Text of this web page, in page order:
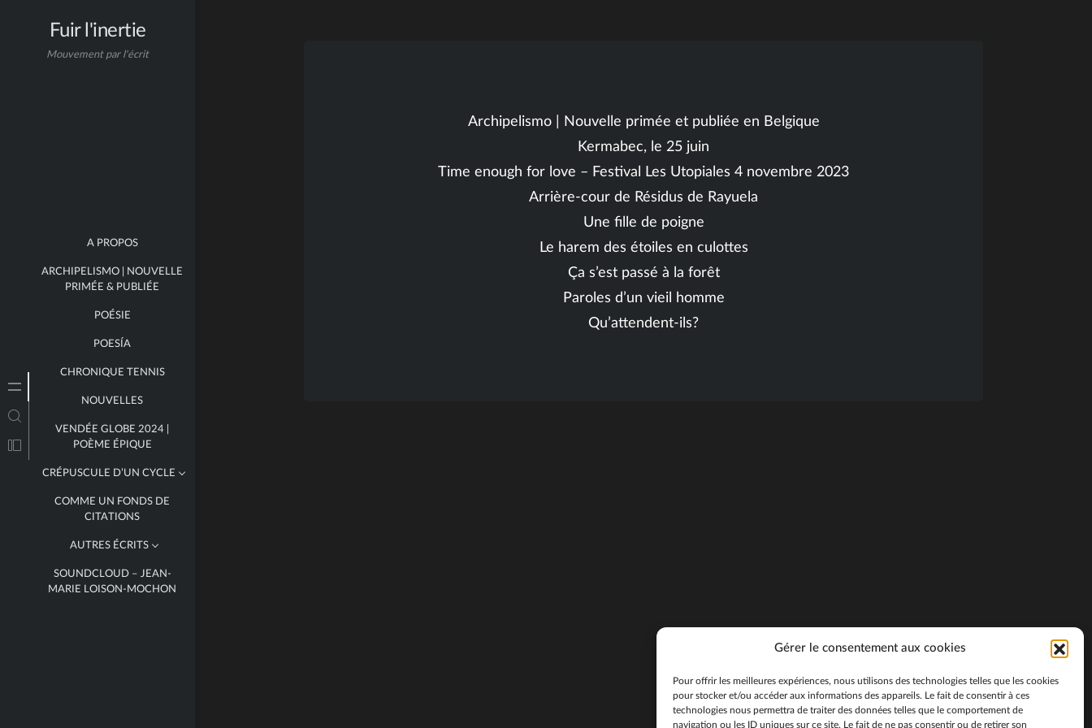
Gérer le consentement aux cookies
Pour offrir les meilleures expériences, nous utilisons des technologies telles que les cookies
pour stocker et/ou accéder aux informations des appareils. Le fait de consentir à ces
technologies nous permettra de traiter des données telles que le comportement de
navigation ou les ID uniques sur ce site. Le fait de ne pas consentir ou de retirer son
Fuir l'inertie
Mouvement par l'écrit
A PROPOS
ARCHIPELISMO | NOUVELLE
PRIMÉE & PUBLIÉE
POÉSIE
POESÍA
CHRONIQUE TENNIS
NOUVELLES
VENDÉE GLOBE 2024 |
POÈME ÉPIQUE
CRÉPUSCULE D’UN CYCLE
LIVRE I
COMME UN FONDS DE
CITATIONS
AUTRES ÉCRITS
GUYADER BERMUDES 1000
RACE
SOUNDCLOUD – JEAN-
MARIE LOISON-MOCHON
Archipelismo | Nouvelle primée et publiée en Belgique
Kermabec, le 25 juin
Time enough for love – Festival Les Utopiales 4 novembre 2023
Arrière-cour de Résidus de Rayuela
Une fille de poigne
Le harem des étoiles en culottes
Ça s’est passé à la forêt
Paroles d’un vieil homme
Qu’attendent-ils?